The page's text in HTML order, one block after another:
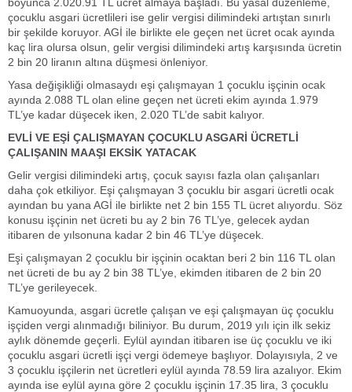
çocuklu asgari ücretlileri ise gelir vergisi dilimindeki artıştan sınırlı
bir şekilde koruyor. AGİ ile birlikte ele geçen net ücret ocak ayında
kaç lira olursa olsun, gelir vergisi dilimindeki artış karşısında ücretin
2 bin 20 liranın altına düşmesi önleniyor.
Yasa değişikliği olmasaydı eşi çalışmayan 1 çocuklu işçinin ocak
ayında 2.088 TL olan eline geçen net ücreti ekim ayında 1.979
TL’ye kadar düşecek iken, 2.020 TL’de sabit kalıyor.
EVLİ VE EŞİ ÇALIŞMAYAN ÇOCUKLU ASGARİ ÜCRETLİ
ÇALIŞANIN MAAŞI EKSİK YATACAK
Gelir vergisi dilimindeki artış, çocuk sayısı fazla olan çalışanları
daha çok etkiliyor. Eşi çalışmayan 3 çocuklu bir asgari ücretli ocak
ayından bu yana AGİ ile birlikte net 2 bin 155 TL ücret alıyordu. Söz
konusu işçinin net ücreti bu ay 2 bin 76 TL’ye, gelecek aydan
itibaren de yılsonuna kadar 2 bin 46 TL’ye düşecek.
Eşi çalışmayan 2 çocuklu bir işçinin ocaktan beri 2 bin 116 TL olan
net ücreti de bu ay 2 bin 38 TL’ye, ekimden itibaren de 2 bin 20
TL’ye gerileyecek.
Kamuoyunda, asgari ücretle çalışan ve eşi çalışmayan üç çocuklu
işçiden vergi alınmadığı biliniyor. Bu durum, 2019 yılı için ilk sekiz
aylık dönemde geçerli. Eylül ayından itibaren ise üç çocuklu ve iki
çocuklu asgari ücretli işçi vergi ödemeye başlıyor. Dolayısıyla, 2 ve
3 çocuklu işçilerin net ücretleri eylül ayında 78.59 lira azalıyor. Ekim
ayında ise eylül ayına göre 2 çocuklu işçinin 17.35 lira, 3 çocuklu